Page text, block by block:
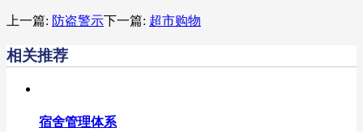
上一篇: 防盗警示下一篇: 超市购物
相关推荐
宿舍管理体系